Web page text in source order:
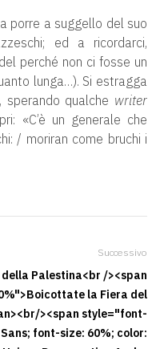
porre a suggello del suo
ed a ricordarci,
perché non ci fosse un
lunga…). Si estragga
sperando qualche writer
«C’è un generale che
/ moriran come bruchi i
Successivo
della Palestina<br /><span
la Fiera del
><span style="font-
font-size: 60%; color: